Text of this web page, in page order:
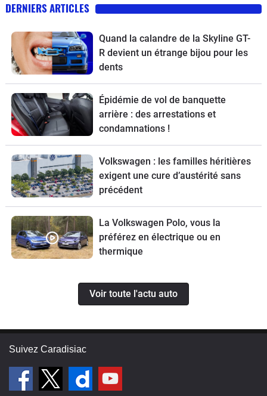
DERNIERS ARTICLES
Quand la calandre de la Skyline GT-
R devient un étrange bijou pour les
dents
Épidémie de vol de banquette
arrière : des arrestations et
condamnations !
Volkswagen : les familles héritières
exigent une cure d’austérité sans
précédent
La Volkswagen Polo, vous la
préférez en électrique ou en
thermique
Voir toute l'actu auto
Suivez Caradisiac